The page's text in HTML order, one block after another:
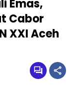
Emas,
Cabor
XXI Aceh